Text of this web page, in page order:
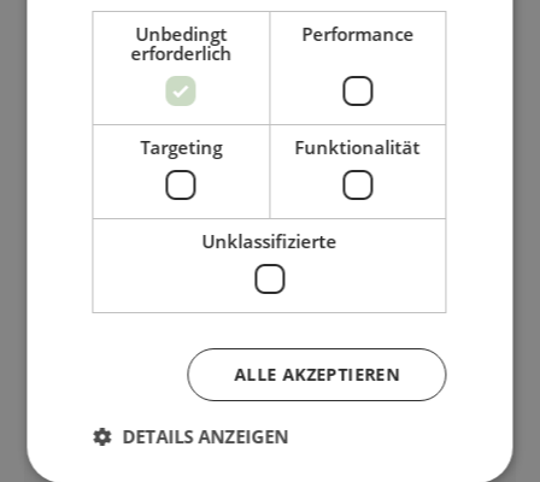
-50%
Unbedingt
erforderlich
Performance
Targeting Funktionalität
Unklassifizierte
ALLE AKZEPTIEREN
DETAILS ANZEIGEN